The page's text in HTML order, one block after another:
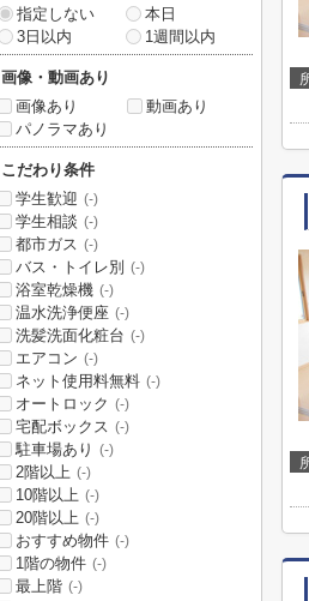
指定しない
本日
3日以内
1週間以内
画像・動画あり
画像あり
動画あり
パノラマあり
こだわり条件
学生歓迎 (-)
学生相談 (-)
都市ガス (-)
バス・トイレ別 (-)
浴室乾燥機 (-)
温水洗浄便座 (-)
洗髪洗面化粧台 (-)
エアコン (-)
ネット使用料無料 (-)
オートロック (-)
宅配ボックス (-)
駐車場あり (-)
2階以上 (-)
10階以上 (-)
20階以上 (-)
おすすめ物件 (-)
1階の物件 (-)
最上階 (-)